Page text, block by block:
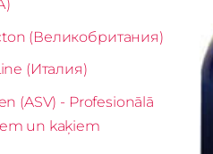
(Великобритания)
(Италия)
(ASV) - Profesionālā
un kaķiem